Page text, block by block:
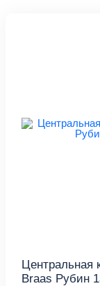
Центральная
Braas Рубин